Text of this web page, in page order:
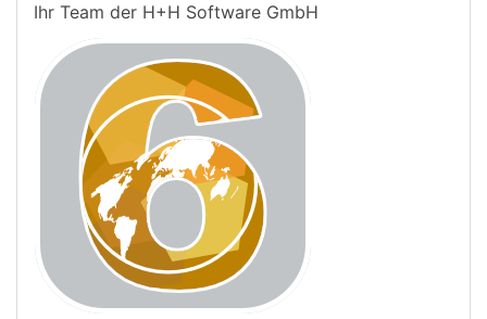
Ihr Team der H+H Software GmbH